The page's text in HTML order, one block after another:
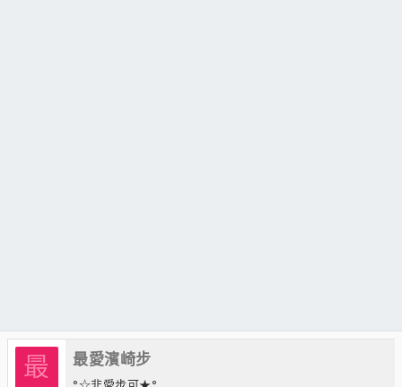
最 最愛濱崎步